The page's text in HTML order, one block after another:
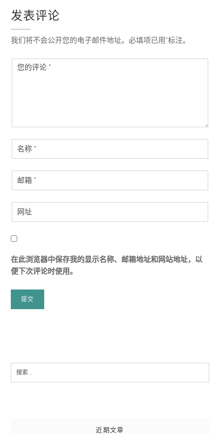
航
发表评论
我们将不会公开您的电子邮件地址。必填项已用*标注。
在此浏览器中保存我的显示名称、邮箱地址和网站地址，以
便下次评论时使用。
Search
近期文章